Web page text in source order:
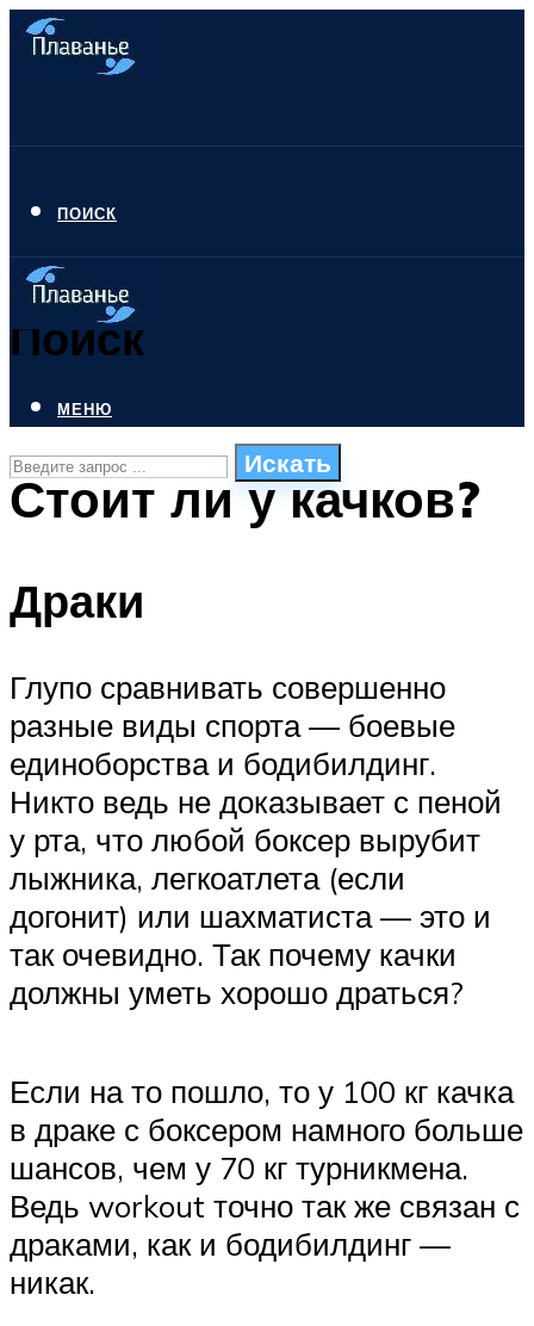
ПОИСК
Поиск
Искать
ПЛАВАНЬЕ ДЛЯ ПОХУДЕНИЯ
МЕНЮ
МЕНЮ
Стоит ли у качков?
Драки
Глупо сравнивать совершенно
разные виды спорта — боевые
единоборства и бодибилдинг.
Никто ведь не доказывает с пеной
у рта, что любой боксер вырубит
лыжника, легкоатлета (если
догонит) или шахматиста — это и
так очевидно. Так почему качки
должны уметь хорошо драться?
Если на то пошло, то у 100 кг качка
в драке с боксером намного больше
шансов, чем у 70 кг турникмена.
Ведь workout точно так же связан с
драками, как и бодибилдинг —
никак.